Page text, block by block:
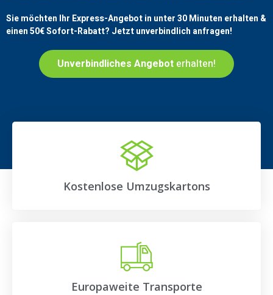
Sie möchten Ihr Express-Angebot in unter 30 Minuten erhalten &
einen50€Sofort-Rabatt? Jetzt unverbindlich anfragen!
Unverbindliches Angebot erhalten!
Kostenlose Umzugskartons
Europaweite Transporte